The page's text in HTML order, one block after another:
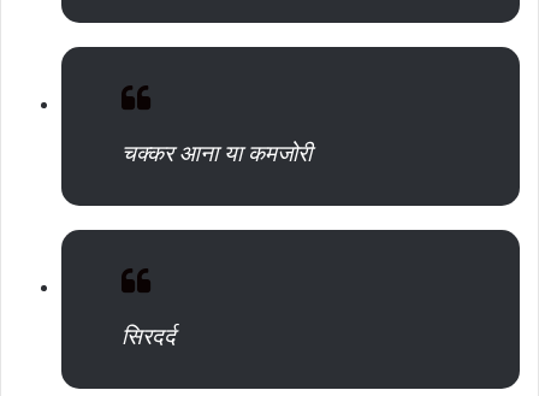
चक्कर आना या कमजोरी
सिरदर्द